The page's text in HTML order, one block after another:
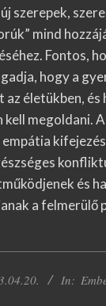
szerepek,
mind
Fontos,
hogy a
életükben, és
megoldani.
empátia
és
a felmerülő
In: